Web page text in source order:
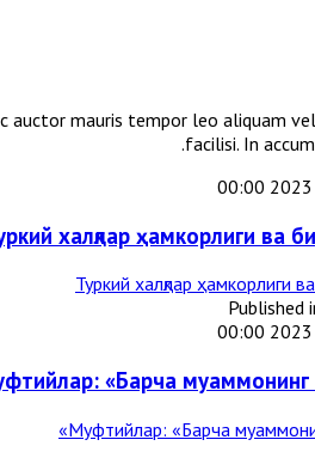
auctor mauris tempor leo aliquam
facilisi. In
халқлар ҳамкорлиги ва
Published
«Барча муаммонинг